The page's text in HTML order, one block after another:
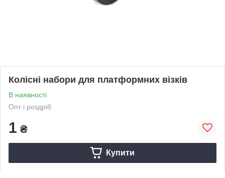
Колісні набори для платформних візків
В наявності
Опт і роздріб
1 ₴
Купити